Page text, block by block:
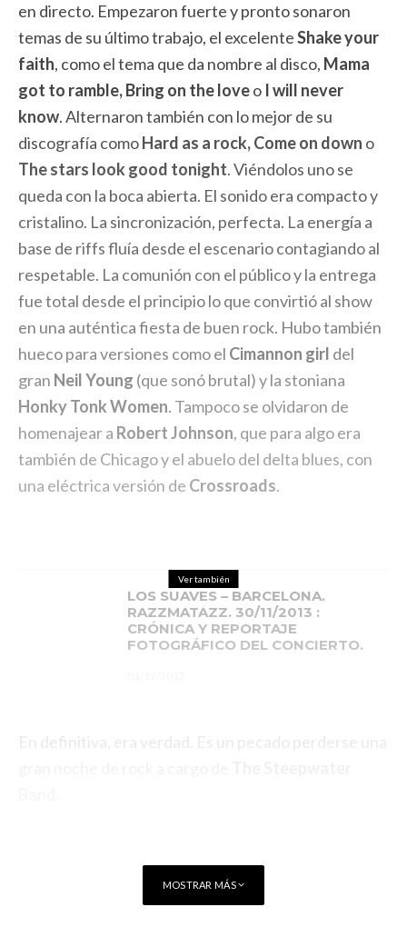
en directo. Empezaron fuerte y pronto sonaron
temas de su último trabajo, el excelenteShake your
faith, como el tema que da nombre al disco, Mama
got to ramble, Bring on the loveo I will never
know. Alternaron también con lo mejor de su
discografía comoHard as a rock, Come on down o
The stars look good tonight. Viéndolos uno se
queda con la boca abierta. El sonido era compacto y
cristalino. La sincronización, perfecta. La energía a
base de riffs fluía desde el escenario contagiando al
respetable. La comunión con el público y la entrega
fue total desde el principio lo que convirtió al show
en una auténtica fiesta de buen rock. Hubo también
hueco para versiones como el Cimannon girl del
gran Neil Young (que sonó brutal) y la stoniana
Honky Tonk Women. Tampoco se olvidaron de
homenajear a Robert Johnson, que para algo era
también de Chicago y el abuelo del delta blues, con
una eléctrica versión de Crossroads.
Ver también
LOS SUAVES – BARCELONA.
RAZZMATAZZ. 30/11/2013 :
CRÓNICA Y REPORTAJE
FOTOGRÁFICO DEL CONCIERTO.
MOSTRAR MÁS